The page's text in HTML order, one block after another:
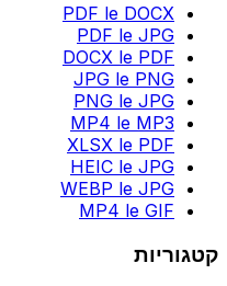
PDF le DOCX
PDF le JPG
DOCX le PDF
JPG le PNG
PNG le JPG
MP4 le MP3
XLSX le PDF
HEIC le JPG
WEBP le JPG
MP4 le GIF
קטגוריות